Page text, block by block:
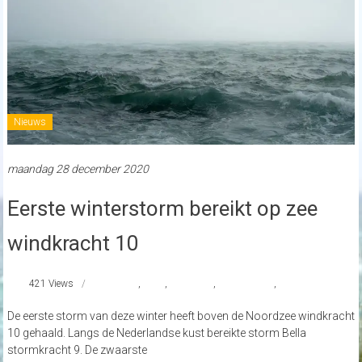
Nieuws
maandag 28 december 2020
Eerste winterstorm bereikt op zee
windkracht 10
421 Views , , , ,
De eerste storm van deze winter heeft boven de Noordzee windkracht
10 gehaald. Langs de Nederlandse kust bereikte storm Bella
stormkracht 9. De zwaarste